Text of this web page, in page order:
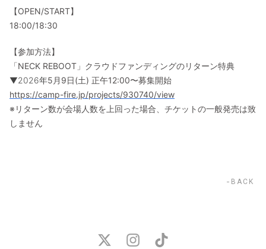
【OPEN/START】
18:00/18:30
【参加方法】
「NECK REBOOT」クラウドファンディングのリターン特典
▼2026年5月9日(土) 正午12:00〜募集開始
https://camp-fire.jp/projects/930740/view
※リターン数が会場人数を上回った場合、チケットの一般発売は致
しません
BACK